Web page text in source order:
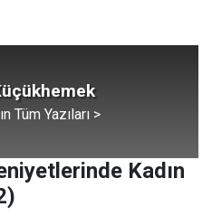
Tüm Yazıları >
Kadın